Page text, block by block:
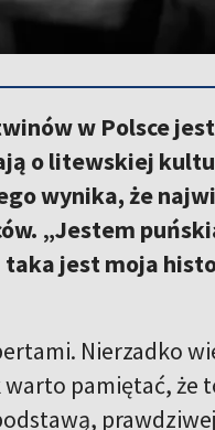
w Polsce
o litewskiej
wynika, że
„Jestem
jest moja
Nierzadko
pamiętać, że